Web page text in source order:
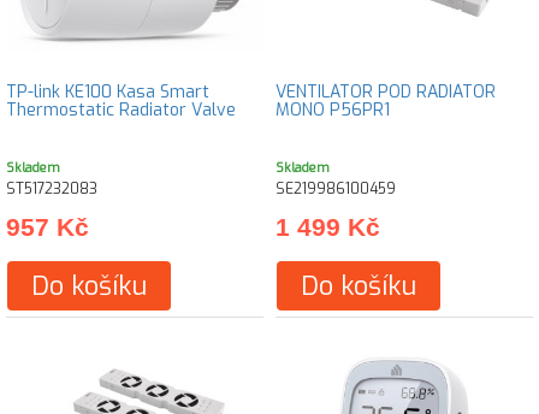
TP-link KE100 Kasa Smart
Thermostatic Radiator Valve
Skladem
ST517232083
957 Kč
Do košíku
VENTILÁTOR POD RADIÁTOR
MONO P56PR1
Skladem
SE219986100459
1 499 Kč
Do košíku